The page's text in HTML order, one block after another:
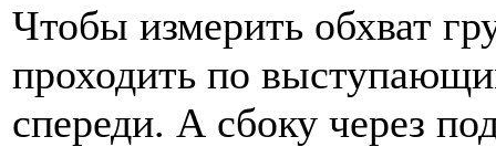
Чтобы измерить обхват
проходить по
спереди. А сбоку через